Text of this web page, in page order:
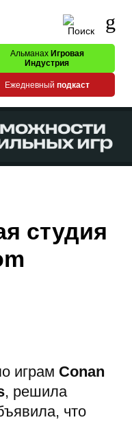
Альманах Игровая
Индустрия
Ежедневный подкаст
студия
играм Conan
, решила
что